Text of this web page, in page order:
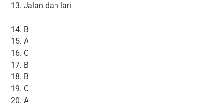
13. Jalan dan lari
14. B
15. A
16. C
17. B
18. B
19. C
20. A